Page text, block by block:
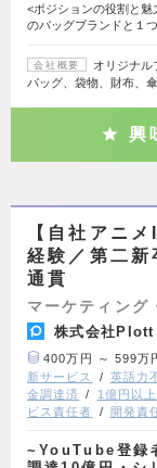
<ポジションの役割と
のバッグブランドと１
会社概要
オリジナル
バッグ、袋物、財布、
興
【自社アニ
経験／第二新
通貫
マーケティング
株式会社Plott
400万円 ～ 599万
新サービス
英語力
金調達済
1億円以
ビス責任者
開発責
~YouTube登録